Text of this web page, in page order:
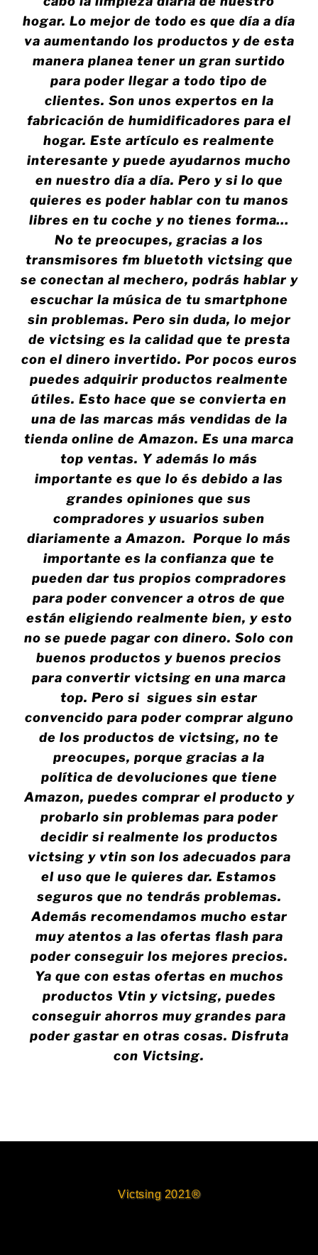
hogar. Lo mejor de todo es que día a día
va aumentando los productos y de esta
manera planea tener un gran surtido
para poder llegar a todo tipo de
clientes. Son unos expertos en la
fabricación de humidificadores para el
hogar. Este artículo es realmente
interesante y puede ayudarnos mucho
en nuestro día a día. Pero y si lo que
quieres es poder hablar con tu manos
libres en tu coche y no tienes forma…
No te preocupes, gracias a los
transmisores fm bluetoth victsing que
se conectan al mechero, podrás hablar y
escuchar la música de tu smartphone
sin problemas. Pero sin duda, lo mejor
de victsing es la calidad que te presta
con el dinero invertido. Por pocos euros
puedes adquirir productos realmente
útiles. Esto hace que se convierta en
una de las marcas más vendidas de la
tienda online de Amazon. Es una marca
top ventas. Y además lo más
importante es que lo és debido a las
grandes opiniones que sus
compradores y usuarios suben
diariamente a Amazon. Porque lo más
importante es la confianza que te
pueden dar tus propios compradores
para poder convencer a otros de que
están eligiendo realmente bien, y esto
no se puede pagar con dinero. Solo con
buenos productos y buenos precios
para convertir victsing en una marca
top. Pero si sigues sin estar
convencido para poder comprar alguno
de los productos de victsing, no te
preocupes, porque gracias a la
política de devoluciones que tiene
Amazon, puedes comprar el producto y
probarlo sin problemas para poder
decidir si realmente los productos
victsing y vtin son los adecuados para
el uso que le quieres dar. Estamos
seguros que no tendrás problemas.
Además recomendamos mucho estar
muy atentos a las ofertas flash para
poder conseguir los mejores precios.
Ya que con estas ofertas en muchos
productos Vtin y victsing, puedes
conseguir ahorros muy grandes para
poder gastar en otras cosas. Disfruta
con Victsing.
Victsing 2021®